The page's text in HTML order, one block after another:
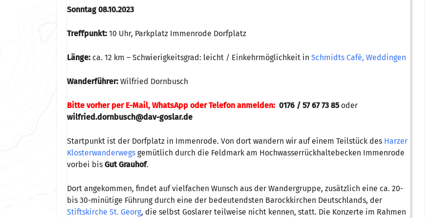
Sonntag 08.10.2023
Treffpunkt: 10 Uhr, Parkplatz Immenrode Dorfplatz
Länge: ca. 12 km – Schwierigkeitsgrad: leicht / Einkehrmöglichkeit in Schmidts Café, Weddingen
Wanderführer: Wilfried Dornbusch
Bitte vorher per E-Mail, WhatsApp oder Telefon anmelden: 0176 / 57 67 73 85oder
wilfried.dornbusch@dav-goslar.de
Startpunkt ist der Dorfplatz in Immenrode. Von dort wandern wir auf einem Teilstück des Harzer
Klosterwanderwegs gemütlich durch die Feldmark am Hochwasserrückhaltebecken Immenrode
vorbei bis Gut Grauhof.
Dort angekommen, findet auf vielfachen Wunsch aus der Wandergruppe, zusätzlich eine ca. 20-
bis 30-minütige Führung durch eine der bedeutendsten Barockkirchen Deutschlands, der
Stiftskirche St. Georg, die selbst Goslarer teilweise nicht kennen, statt. Die Konzerte im Rahmen